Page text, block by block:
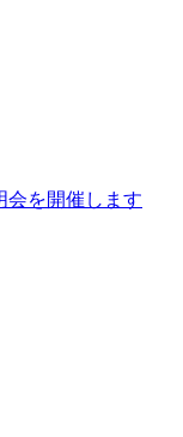
会を開催します